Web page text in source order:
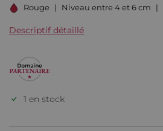
Rouge | Niveau entre 4 et 6 cm |
Descriptif détaillé
1 en stock